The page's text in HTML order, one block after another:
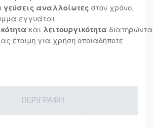
γεύσεις αναλλοίωτες στον χρόνο,
εγγυάται
και λειτουργικότητα
έτοιμη για χρήση οποιαδήποτε
ΠΕΡΙΓΡΑΦΉ